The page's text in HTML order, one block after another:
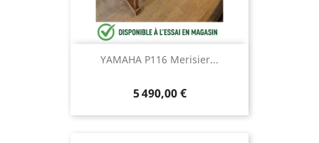
YAMAHA P116 Merisier...
5 490,00 €